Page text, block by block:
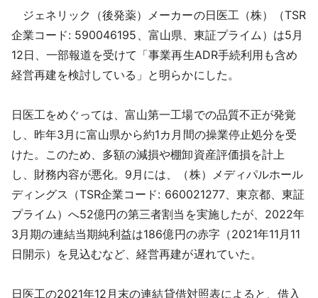
採用情報
よくあるご質問
ジェネリック（後発薬）メーカーの日医工（株）（TSR
企業コード: 590046195、富山県、東証プライム）は5月
12日、一部報道を受けて「事業再生ADR手続利用も含め
経営再建を検討している」と明らかにした。
日医工をめぐっては、富山第一工場での品質不正が発覚
し、昨年3月に富山県から約1カ月間の操業停止処分を受
けた。このため、多額の減損や棚卸資産評価損を計上
し、財務内容が悪化。9月には、（株）メディパルホール
ディングス（TSR企業コード: 660021277、東京都、東証
プライム）へ52億円の第三者割当を実施したが、2022年
3月期の連結当期純利益は186億円の赤字（2021年11月11
日開示）を見込むなど、経営再建が遅れていた。
日医工の2021年12月末の連結貸借対照表によると、借入